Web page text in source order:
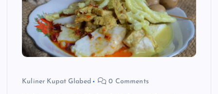
Kuliner Kupat Glabed 0 Comments